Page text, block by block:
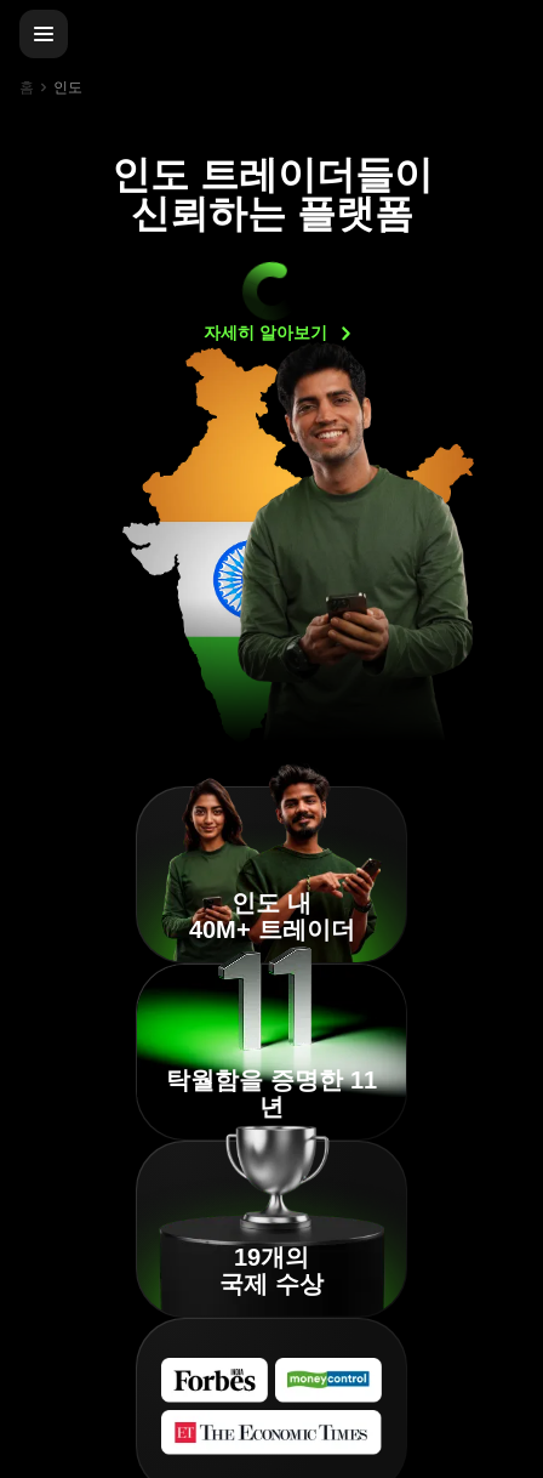
홈 인도
인도 트레이더들이
신뢰하는 플랫폼
자세히 알아보기
인도 내
40M+ 트레이더
탁월함을 증명한 11
년
19개의
국제 수상